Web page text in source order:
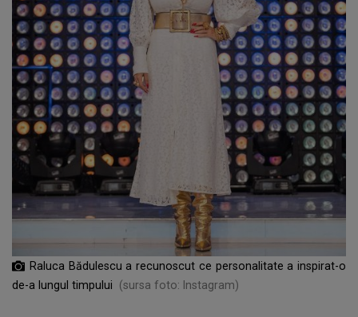
Raluca Bădulescu a recunoscut ce personalitate a inspirat-o
de-a lungul timpului
(sursa foto: Instagram)